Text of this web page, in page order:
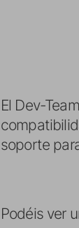
El Dev-
soporte
Podéis ver